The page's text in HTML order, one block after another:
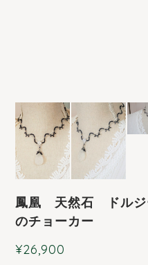
鳳凰 天然石 ドルジ
のチョーカー
¥26,900